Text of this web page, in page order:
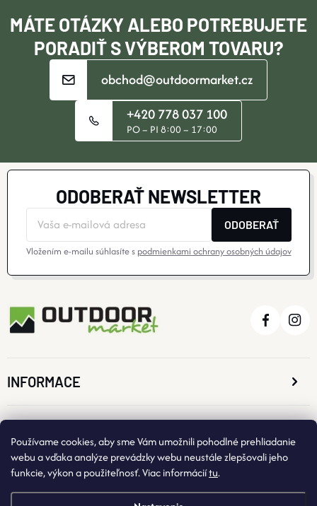
Používame cookies, aby sme Vám umožnili pohodlné prehliadanie
webu a vďaka analýze prevádzky webu neustále zlepšovali jeho
funkcie, výkon a použiteľnosť. Viac informáciítu.
MÁTE OTÁZKY ALEBO POTREBUJETE
PORADIŤ S VÝBEROM TOVARU?
obchod@outdoormarket.cz
+420 778 037 100
PO – PI 8:00 – 17:00
ODOBERAŤ NEWSLETTER
ODOBERAŤ
Vložením e-mailu súhlasíte s podmienkami ochrany osobných údajov
INFORMACE
KONTAKTNÉ ÚDAJE